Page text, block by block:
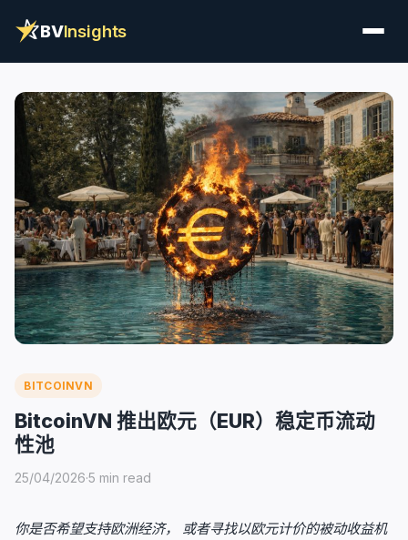
BVInsights
BITCOINVN
BitcoinVN 推出欧元（EUR）稳定币流动
性池
25/04/2026·5 min read
你是否希望支持欧洲经济， 或者寻找以欧元计价的被动收益机